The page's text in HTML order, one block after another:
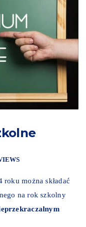
można składać
na rok szkolny